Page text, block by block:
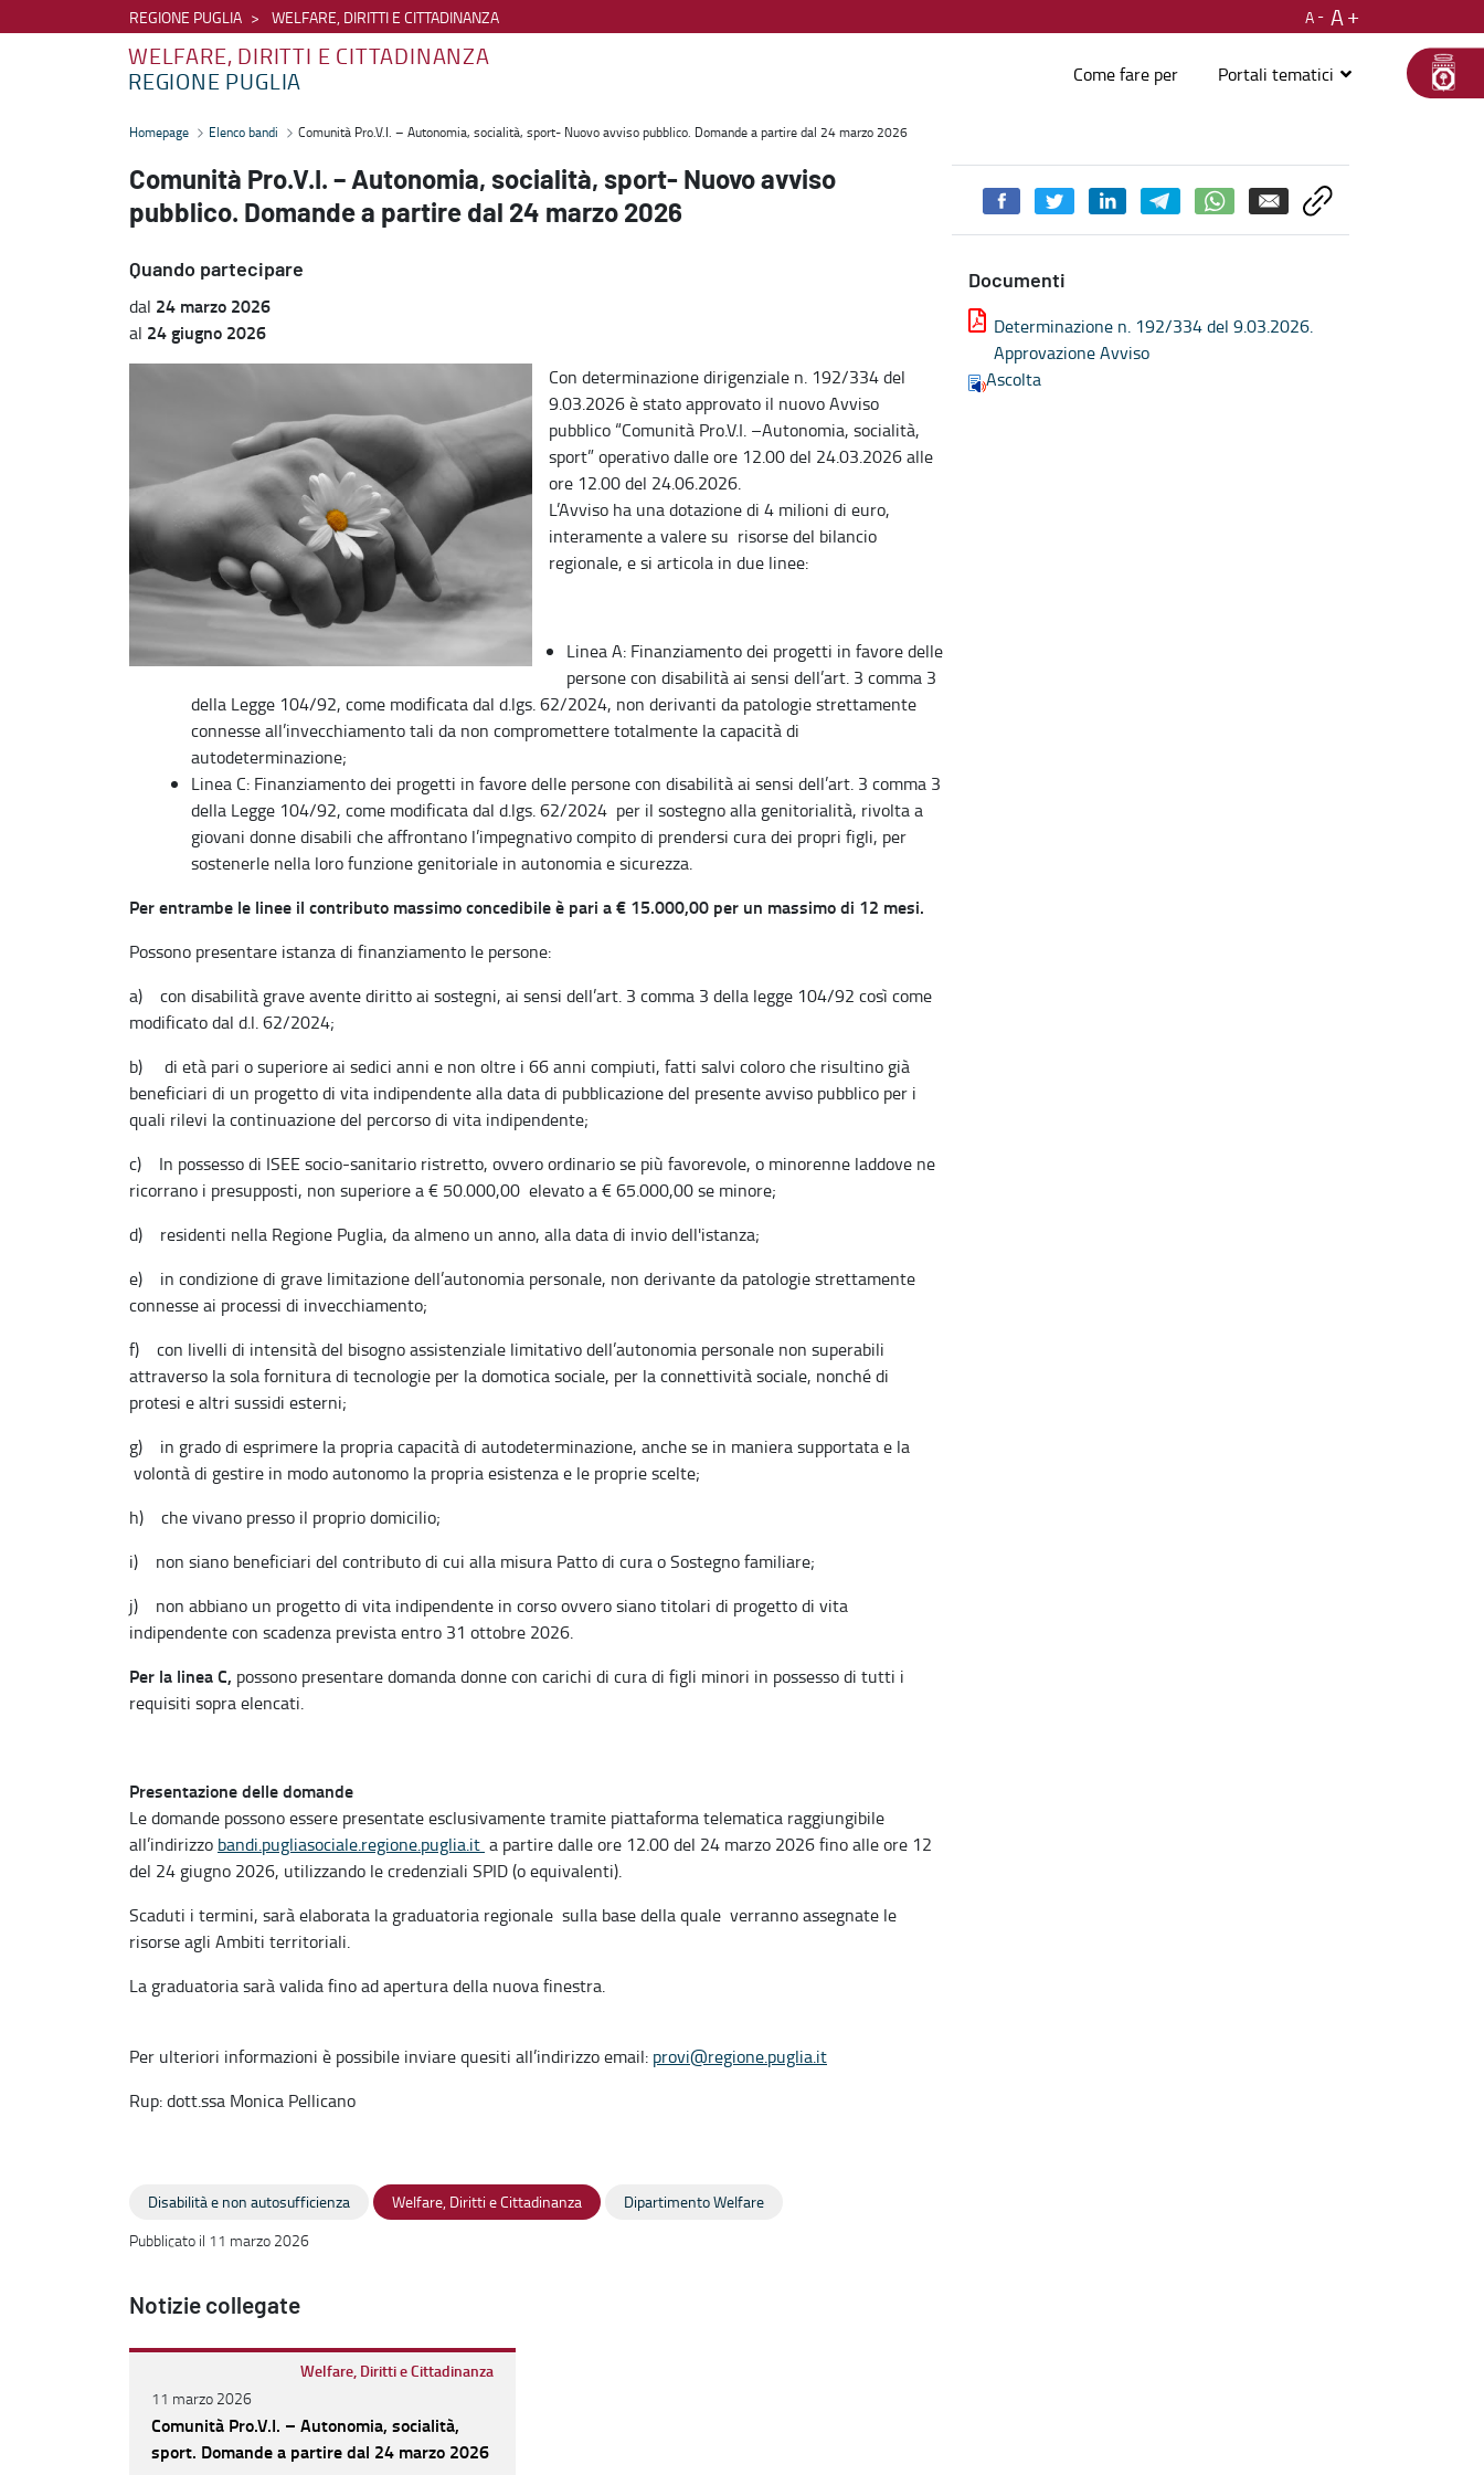
REGIONE PUGLIA WELFARE, DIRITTI E CITTADINANZA A
A
WELFARE, DIRITTI E CITTADINANZA
REGIONE PUGLIA
Come fare per Portali tematici
Comunità Pro.V.I. – Autonomia, socialità, sport- Nuovo avviso pubblico. Domande a partire dal 24 marzo 2026 - Welfare, diritti e cittadinanza
Homepage Elenco bandi Comunità Pro.V.I. – Autonomia, socialità, sport- Nuovo avviso pubblico. Domande a partire dal 24 marzo 2026
Comunità Pro.V.I. – Autonomia, socialità, sport- Nuovo avviso
pubblico. Domande a partire dal 24 marzo 2026
Quando partecipare
dal 24 marzo 2026
al 24 giugno 2026
Con determinazione dirigenziale n. 192/334 del
9.03.2026 è stato approvato il nuovo Avviso
pubblico “Comunità Pro.V.I. –Autonomia, socialità,
sport” operativo dalle ore 12.00 del 24.03.2026 alle
ore 12.00 del 24.06.2026.
L’Avviso ha una dotazione di 4 milioni di euro,
interamente a valere su risorse del bilancio
regionale, e si articola in due linee:
Linea A: Finanziamento dei progetti in favore delle
persone con disabilità ai sensi dell’art. 3 comma 3
della Legge 104/92, come modificata dal d.lgs. 62/2024, non derivanti da patologie strettamente
connesse all’invecchiamento tali da non compromettere totalmente la capacità di
autodeterminazione;
Linea C: Finanziamento dei progetti in favore delle persone con disabilità ai sensi dell’art. 3 comma 3
della Legge 104/92, come modificata dal d.lgs. 62/2024 per il sostegno alla genitorialità, rivolta a
giovani donne disabili che affrontano l’impegnativo compito di prendersi cura dei propri figli, per
sostenerle nella loro funzione genitoriale in autonomia e sicurezza.
Per entrambe le linee il contributo massimo concedibile è pari a € 15.000,00 per un massimo di 12 mesi.
Possono presentare istanza di finanziamento le persone:
a) con disabilità grave avente diritto ai sostegni, ai sensi dell’art. 3 comma 3 della legge 104/92 così come
modificato dal d.l. 62/2024;
b) di età pari o superiore ai sedici anni e non oltre i 66 anni compiuti, fatti salvi coloro che risultino già
beneficiari di un progetto di vita indipendente alla data di pubblicazione del presente avviso pubblico per i
quali rilevi la continuazione del percorso di vita indipendente;
c) In possesso di ISEE socio-sanitario ristretto, ovvero ordinario se più favorevole, o minorenne laddove ne
ricorrano i presupposti, non superiore a € 50.000,00 elevato a € 65.000,00 se minore;
d) residenti nella Regione Puglia, da almeno un anno, alla data di invio dell'istanza;
e) in condizione di grave limitazione dell’autonomia personale, non derivante da patologie strettamente
connesse ai processi di invecchiamento;
f) con livelli di intensità del bisogno assistenziale limitativo dell’autonomia personale non superabili
attraverso la sola fornitura di tecnologie per la domotica sociale, per la connettività sociale, nonché di
protesi e altri sussidi esterni;
g) in grado di esprimere la propria capacità di autodeterminazione, anche se in maniera supportata e la
volontà di gestire in modo autonomo la propria esistenza e le proprie scelte;
h) che vivano presso il proprio domicilio;
i) non siano beneficiari del contributo di cui alla misura Patto di cura o Sostegno familiare;
j) non abbiano un progetto di vita indipendente in corso ovvero siano titolari di progetto di vita
indipendente con scadenza prevista entro 31 ottobre 2026.
Per la linea C, possono presentare domanda donne con carichi di cura di figli minori in possesso di tutti i
requisiti sopra elencati.
Presentazione delle domande
Le domande possono essere presentate esclusivamente tramite piattaforma telematica raggiungibile
all’indirizzo bandi.pugliasociale.regione.puglia.it a partire dalle ore 12.00 del 24 marzo 2026 fino alle ore 12
del 24 giugno 2026, utilizzando le credenziali SPID (o equivalenti).
Scaduti i termini, sarà elaborata la graduatoria regionale sulla base della quale verranno assegnate le
risorse agli Ambiti territoriali.
La graduatoria sarà valida fino ad apertura della nuova finestra.
Per ulteriori informazioni è possibile inviare quesiti all’indirizzo email: provi@regione.puglia.it
Rup: dott.ssa Monica Pellicano
Documenti
Determinazione n. 192/334 del 9.03.2026.
Approvazione Avviso
Ascolta
Disabilità e non autosufficienza Welfare, Diritti e Cittadinanza
Dipartimento Welfare
Pubblicato il 11 marzo 2026
Notizie collegate
Welfare, Diritti e Cittadinanza
11 marzo 2026
Comunità Pro.V.I. – Autonomia, socialità,
sport. Domande a partire dal 24 marzo 2026